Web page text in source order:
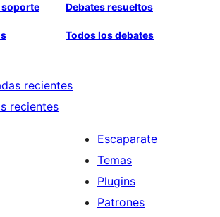
soporte Debates resueltos
Todos los debates
recientes
recientes
Escaparate
Temas
Plugins
Patrones